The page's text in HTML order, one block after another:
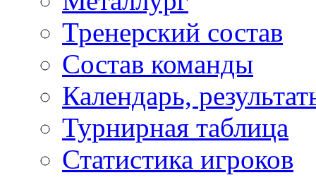
Тренерский состав
Состав команды
Календарь,
Турнирная таблица
Статистика игроков